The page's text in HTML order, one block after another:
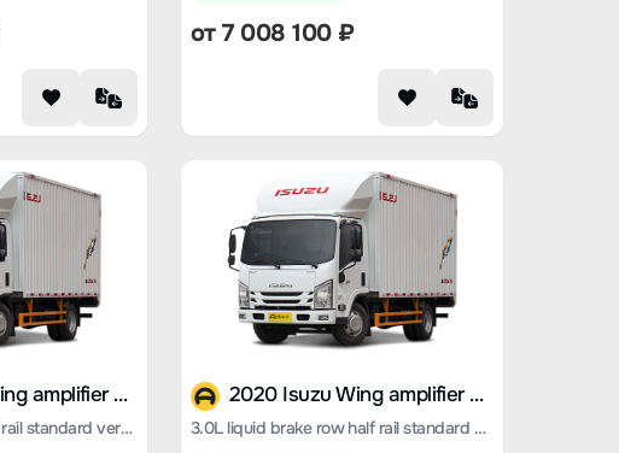
от 7 008 100 ₽
2020 Isuzu Wing amplifier ES5
3.0L air brake row half rail standard version
2020 Isuzu Wing amplifier ES5
3.0L liquid brake row half rail standard version